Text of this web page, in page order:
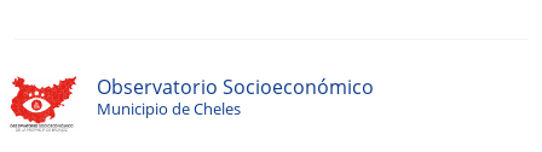
Observatorio Socioeconómico
Municipio de Cheles